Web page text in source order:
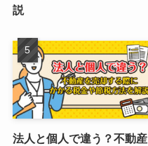
説
法人と個人で違う？不動産